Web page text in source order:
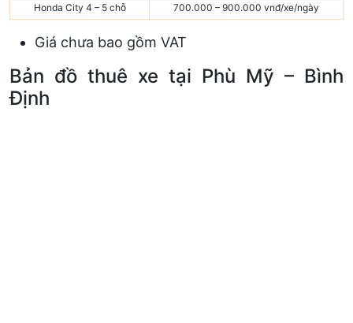
Honda City 4 – 5 chỗ
700.000 – 900.000 vnđ/xe/ngày
Giá chưa bao gồm VAT
Bản đồ thuê xe tại Phù Mỹ – Bình
Định